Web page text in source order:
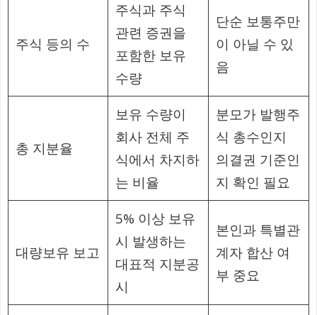
주식 등의 수
주식과 주식
관련 증권을
포함한 보유
수량
단순 보통주만
이 아닐 수 있
음
총 지분율
보유 수량이
회사 전체 주
식에서 차지하
는 비율
분모가 발행주
식 총수인지
의결권 기준인
지 확인 필요
대량보유 보고
5% 이상 보유
시 발생하는
대표적 지분공
시
본인과 특별관
계자 합산 여
부 중요